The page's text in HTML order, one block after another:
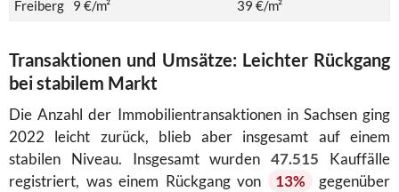
Freiberg 9 €/m² 39 €/m²
Transaktionen und Umsätze: Leichter Rückgang
bei stabilem Markt
Die Anzahl der Immobilientransaktionen in Sachsen ging
2022 leicht zurück, blieb aber insgesamt auf einem
stabilen Niveau. Insgesamt wurden47.515 Kauffälle
registriert, was einem Rückgang von
13%
gegenüber